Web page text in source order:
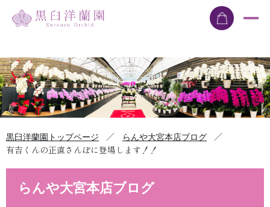
黒臼洋蘭園トップページ ／ らんや大宮本店ブログ
／
有吉くんの正直さんぽに登場します！！
らんや大宮本店ブログ